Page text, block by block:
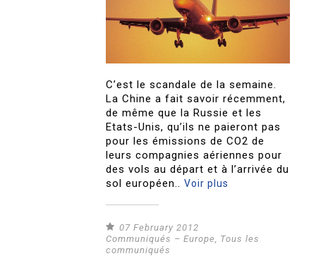
C’est le scandale de la semaine.
La Chine a fait savoir récemment,
de même que la Russie et les
Etats-Unis, qu’ils ne paieront pas
pour les émissions de CO2 de
leurs compagnies aériennes pour
des vols au départ et à l’arrivée du
sol européen..Voir plus
07 February 2012
Communiqués – Europe
Tous les
communiqués